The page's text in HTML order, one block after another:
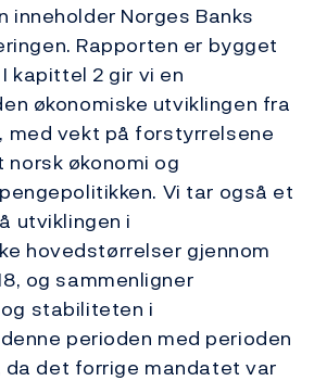
inneholder Norges Banks
Rapporten er bygget
kapittel 2 gir vi en
økonomiske utviklingen fra
med vekt på forstyrrelsene
norsk økonomi og
Vi tar også et
utviklingen i
hovedstørrelser gjennom
og sammenligner
stabiliteten i
perioden med perioden
da det forrige mandatet var